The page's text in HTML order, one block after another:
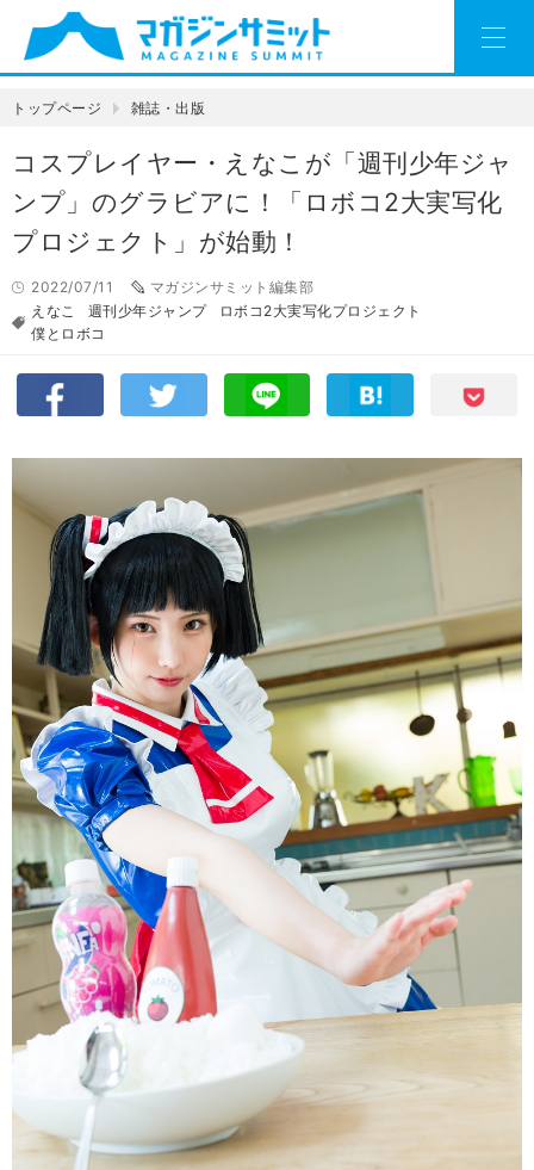
トップページ 雑誌・出版
コスプレイヤー・えなこが「週刊少年ジャ
ンプ」のグラビアに！「ロボコ2大実写化
プロジェクト」が始動！
2022/07/11
マガジンサミット編集部
えなこ
週刊少年ジャンプ
ロボコ2大実写化プロジェクト
僕とロボコ